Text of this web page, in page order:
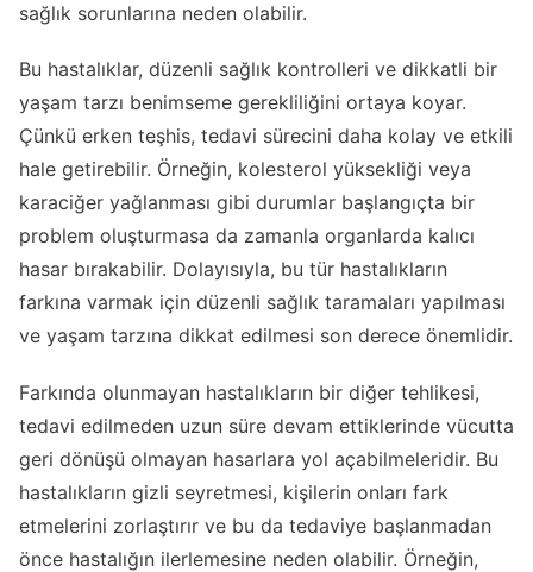
sağlık sorunlarına neden olabilir.
Bu hastalıklar, düzenli sağlık kontrolleri ve dikkatli bir
yaşam tarzı benimseme gerekliliğini ortaya koyar.
Çünkü erken teşhis, tedavi sürecini daha kolay ve etkili
hale getirebilir. Örneğin, kolesterol yüksekliği veya
karaciğer yağlanması gibi durumlar başlangıçta bir
problem oluşturmasa da zamanla organlarda kalıcı
hasar bırakabilir. Dolayısıyla, bu tür hastalıkların
farkına varmak için düzenli sağlık taramaları yapılması
ve yaşam tarzına dikkat edilmesi son derece önemlidir.
Farkında olunmayan hastalıkların bir diğer tehlikesi,
tedavi edilmeden uzun süre devam ettiklerinde vücutta
geri dönüşü olmayan hasarlara yol açabilmeleridir. Bu
hastalıkların gizli seyretmesi, kişilerin onları fark
etmelerini zorlaştırır ve bu da tedaviye başlanmadan
önce hastalığın ilerlemesine neden olabilir. Örneğin,